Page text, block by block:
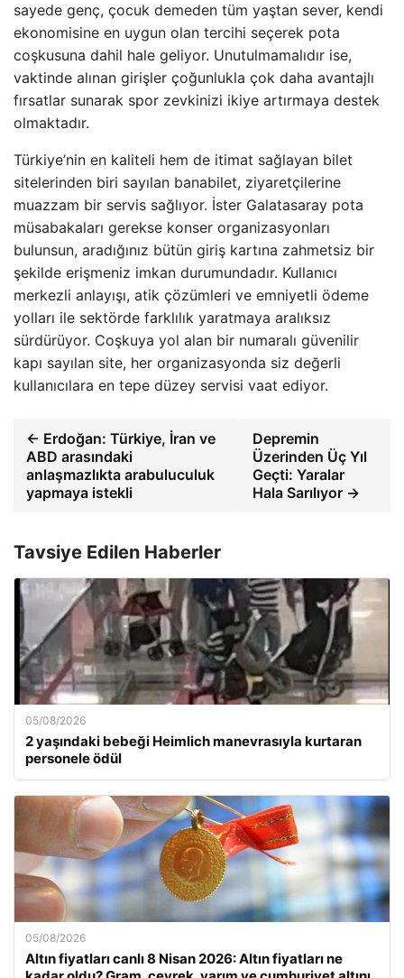
sayede genç, çocuk demeden tüm yaştan sever, kendi
ekonomisine en uygun olan tercihi seçerek pota
coşkusuna dahil hale geliyor. Unutulmamalıdır ise,
vaktinde alınan girişler çoğunlukla çok daha avantajlı
fırsatlar sunarak spor zevkinizi ikiye artırmaya destek
olmaktadır.
Türkiye’nin en kaliteli hem de itimat sağlayan bilet
sitelerinden biri sayılan banabilet, ziyaretçilerine
muazzam bir servis sağlıyor. İster Galatasaray pota
müsabakaları gerekse konser organizasyonları
bulunsun, aradığınız bütün giriş kartına zahmetsiz bir
şekilde erişmeniz imkan durumundadır. Kullanıcı
merkezli anlayışı, atik çözümleri ve emniyetli ödeme
yolları ile sektörde farklılık yaratmaya aralıksız
sürdürüyor. Coşkuya yol alan bir numaralı güvenilir
kapı sayılan site, her organizasyonda siz değerli
kullanıcılara en tepe düzey servisi vaat ediyor.
← Erdoğan: Türkiye, İran ve
ABD arasındaki
anlaşmazlıkta arabuluculuk
yapmaya istekli
Depremin
Üzerinden Üç Yıl
Geçti: Yaralar
Hala Sarılıyor →
Tavsiye Edilen Haberler
05/08/2026
2 yaşındaki bebeği Heimlich manevrasıyla kurtaran
personele ödül
05/08/2026
Altın fiyatları canlı 8 Nisan 2026: Altın fiyatları ne